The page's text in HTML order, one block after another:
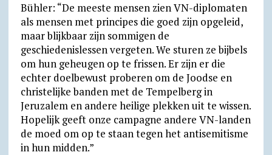
Bühler: “De meeste mensen zien VN-diplomaten
als mensen met principes die goed zijn opgeleid,
maar blijkbaar zijn sommigen de
geschiedenislessen vergeten. We sturen ze bijbels
om hun geheugen op te frissen. Er zijn er die
echter doelbewust proberen om de Joodse en
christelijke banden met de Tempelberg in
Jeruzalem en andere heilige plekken uit te wissen.
Hopelijk geeft onze campagne andere VN-landen
de moed om op te staan tegen het antisemitisme
in hun midden.”